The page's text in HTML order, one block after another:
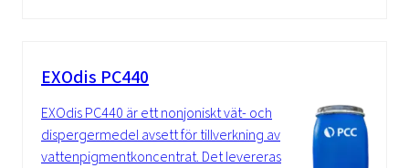
EXOdis PC440
EXOdis PC440 är ett nonjoniskt vät- och
dispergermedel avsett för tillverkning av
vattenpigmentkoncentrat. Det levereras